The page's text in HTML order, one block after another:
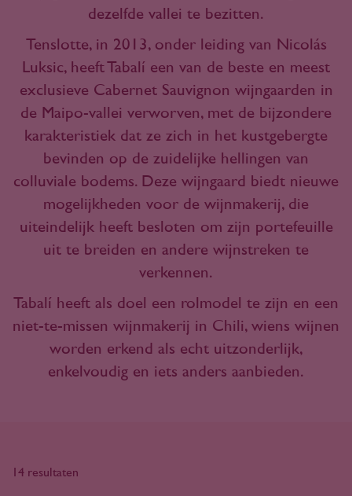
dezelfde vallei te bezitten.
Tenslotte, in 2013, onder leiding van Nicolás
Luksic, heeft Tabalí een van de beste en meest
exclusieve Cabernet Sauvignon wijngaarden in
de Maipo-vallei verworven, met de bijzondere
karakteristiek dat ze zich in het kustgebergte
bevinden op de zuidelijke hellingen van
colluviale bodems. Deze wijngaard biedt nieuwe
mogelijkheden voor de wijnmakerij, die
uiteindelijk heeft besloten om zijn portefeuille
uit te breiden en andere wijnstreken te
verkennen.
Tabalí heeft als doel een rolmodel te zijn en een
niet-te-missen wijnmakerij in Chili, wiens wijnen
worden erkend als echt uitzonderlijk,
enkelvoudig en iets anders aanbieden.
14 resultaten